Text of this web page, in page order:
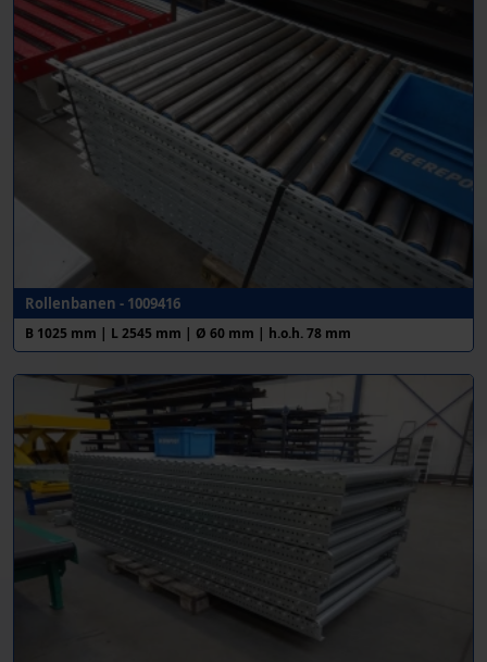
Rollenbanen - 1009416
B 1025 mm | L 2545 mm | Ø 60 mm | h.o.h. 78 mm